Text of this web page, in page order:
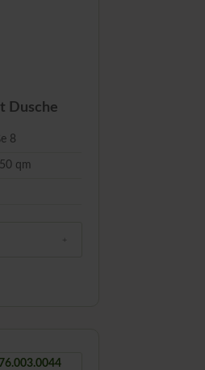
Dusche
8
50 qm